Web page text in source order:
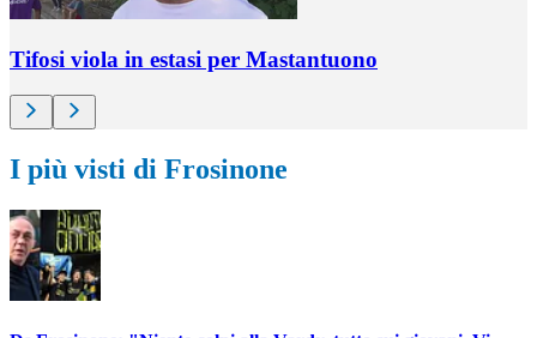
Tifosi viola in estasi per Mastantuono
I più visti di Frosinone